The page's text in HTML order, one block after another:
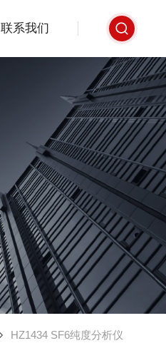
联系我们
HZ1434 SF6纯度分析仪